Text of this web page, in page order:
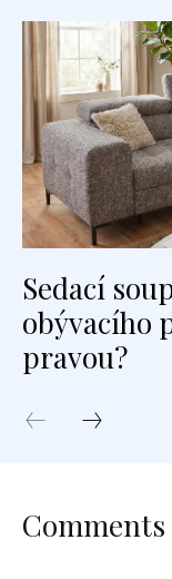
Sedací
obývacího
pravou?
Comments